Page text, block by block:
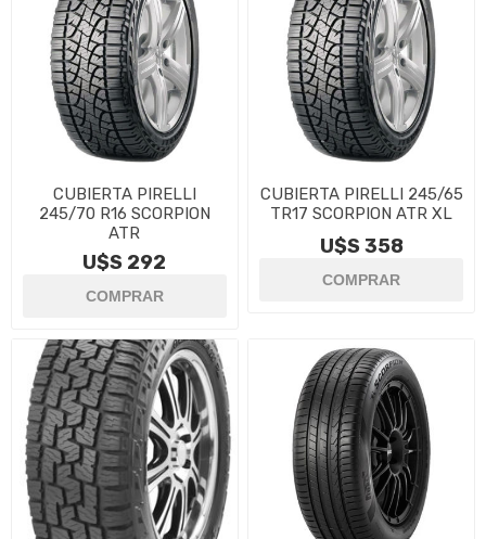
CUBIERTA PIRELLI
245/70 R16 SCORPION
ATR
U$S 292
CUBIERTA PIRELLI 245/65
TR17 SCORPION ATR XL
U$S 358